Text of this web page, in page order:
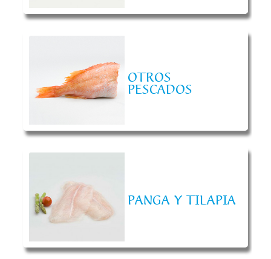
OTROS
PESCADOS
PANGA Y TILAPIA